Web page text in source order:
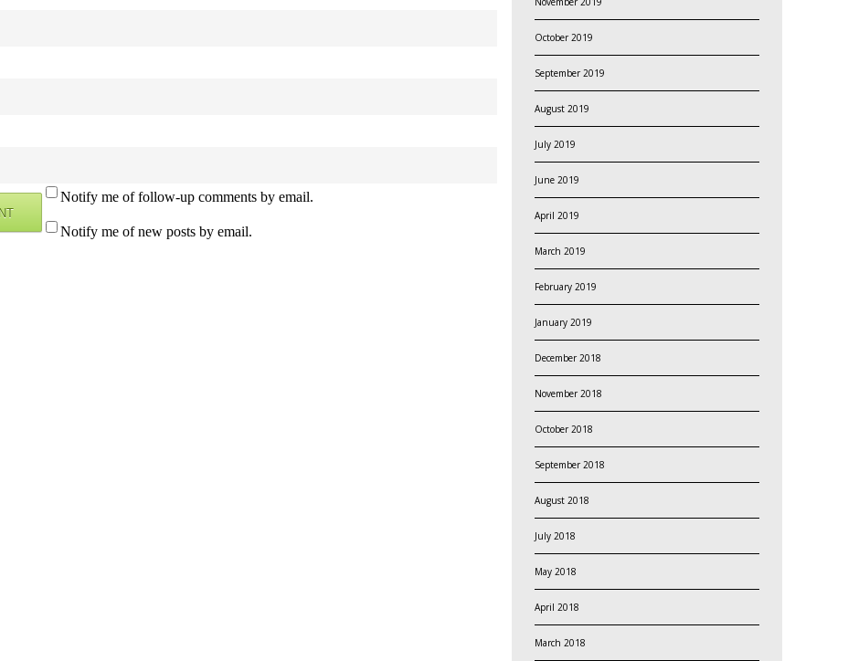
Notify me of follow-up comments by email.
Notify me of new posts by email.
October 2019
September 2019
August 2019
July 2019
June 2019
April 2019
March 2019
February 2019
January 2019
December 2018
November 2018
October 2018
September 2018
August 2018
July 2018
May 2018
April 2018
March 2018